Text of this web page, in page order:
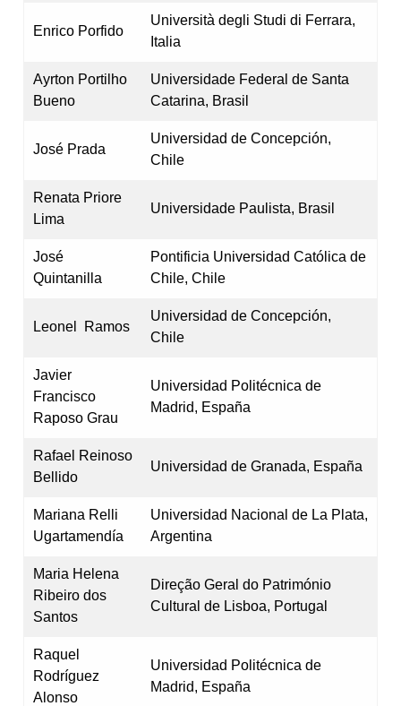
Enrico Porfido
Università degli Studi di Ferrara,
Italia
Ayrton Portilho
Bueno
Universidade Federal de Santa
Catarina, Brasil
José Prada
Universidad de Concepción,
Chile
Renata Priore
Lima
Universidade Paulista, Brasil
José
Quintanilla
Pontificia Universidad Católica de
Chile, Chile
Leonel Ramos
Universidad de Concepción,
Chile
Javier
Francisco
Raposo Grau
Universidad Politécnica de
Madrid, España
Rafael Reinoso
Bellido
Universidad de Granada, España
Mariana Relli
Ugartamendía
Universidad Nacional de La Plata,
Argentina
Maria Helena
Ribeiro dos
Santos
Direção Geral do Património
Cultural de Lisboa, Portugal
Raquel
Rodríguez
Alonso
Universidad Politécnica de
Madrid, España